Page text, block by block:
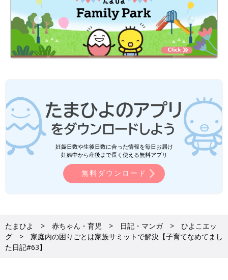
妊娠日数や生後日数に合った情報を毎日お届け
妊娠中から産後まで長く使える無料アプリ
無料ダウンロード
たまひよ 赤ちゃん・育児 日記・マンガ
ひよこエッ
グ
家庭内の困りごとは家族サミットで解決【子育てなめてまし
た日記#63】